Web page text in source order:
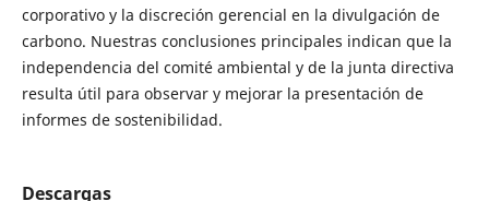
corporativo y la discreción gerencial en la divulgación de
carbono. Nuestras conclusiones principales indican que la
independencia del comité ambiental y de la junta directiva
resulta útil para observar y mejorar la presentación de
informes de sostenibilidad.
Descargas